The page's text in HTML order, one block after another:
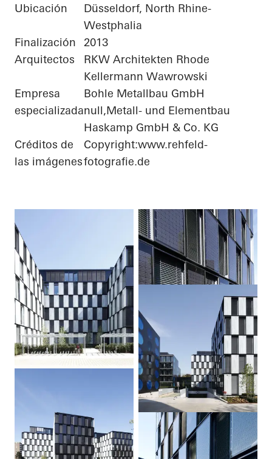
Ubicación
Düsseldorf, North Rhine-
Westphalia
Finalización
2013
Arquitectos
RKW Architekten Rhode
Kellermann Wawrowski
Empresa
especializada
Bohle Metallbau GmbH
null,Metall- und Elementbau
Haskamp GmbH & Co. KG
Créditos de
las imágenes
Copyright:www.rehfeld-
fotografie.de